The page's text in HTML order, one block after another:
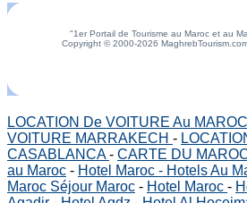
"1er Portail de Tourisme au Maroc et au
Copyright © 2000-2026
LOCATION De VOITURE Au MAROC
VOITURE MARRAKECH -
CASABLANCA- CARTE DU
au Maroc - Hotel Maroc - Hotels Au
Maroc Séjour Maroc - Hotel Maroc -